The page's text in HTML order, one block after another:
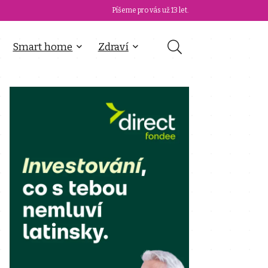
Píšeme pro vás už 13 let.
Smart home Zdraví